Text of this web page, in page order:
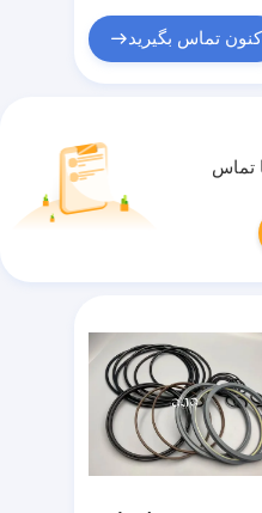
تماس بگیرید
تماس